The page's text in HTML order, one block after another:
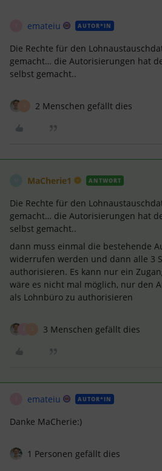
emateiu AUTOR*IN
Die Rechte für den
gemacht… die Autorisierungen hat
selbst gemacht..
2 Menschen gefällt dies
MaCherie1 ANTWORT
Die Rechte für den
gemacht… die Autorisierungen hat
selbst gemacht..
dann muss einmal die bestehende
widerrufen werden und dann alle 3
authorisieren. Es kann nur ein
wäre es nicht mal möglich, nur den
als Lohnbüro zu authorisieren
3 Menschen gefällt dies
emateiu AUTOR*IN
Danke MaCherie:)
1 Personen gefällt dies